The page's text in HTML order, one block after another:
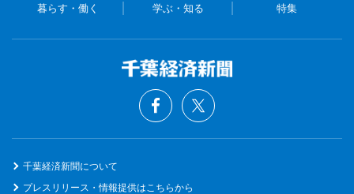
暮らす・働く 学ぶ・知る 特集
千葉経済新聞について
プレスリリース・情報提供はこちらから